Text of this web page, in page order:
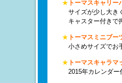
★ トーマスキャリー
サイズが少し大き
キャスター付きで
★ トーマスミニブー
小さめサイズでお
★ トーマスキャラマ
2015年カレンダー